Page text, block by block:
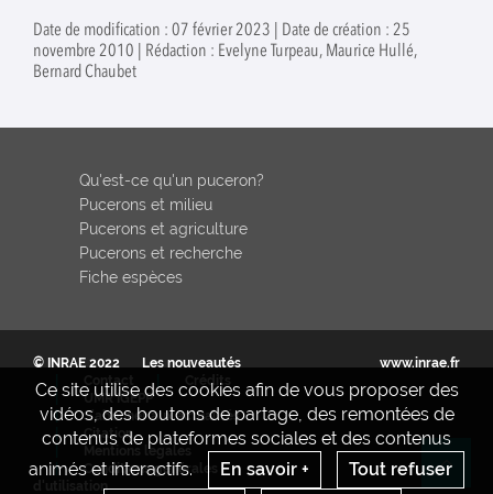
Date de modification : 07 février 2023 | Date de création : 25
novembre 2010 | Rédaction : Evelyne Turpeau, Maurice Hullé,
Bernard Chaubet
Ce site utilise des cookies afin de vous proposer des
vidéos, des boutons de partage, des remontées de
contenus de plateformes sociales et des contenus
animés et interactifs.
En savoir + Tout refuser
Qu'est-ce qu'un puceron?
Pucerons et milieu
Pucerons et agriculture
Pucerons et recherche
Fiche espèces
© INRAE 2022
Les nouveautés
Contact
Crédits
UMR IGEPP
S'abonner aux actualités
Citation
Mentions legales
Conditions générales
d'utilisation
www.inrae.fr